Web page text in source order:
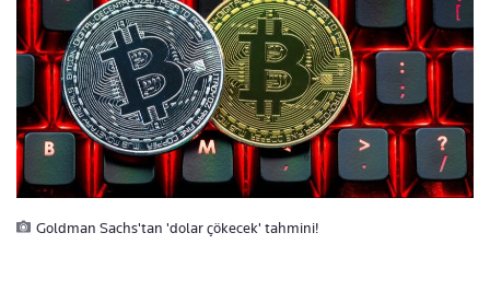
Goldman Sachs'tan 'dolar çökecek' tahmini!